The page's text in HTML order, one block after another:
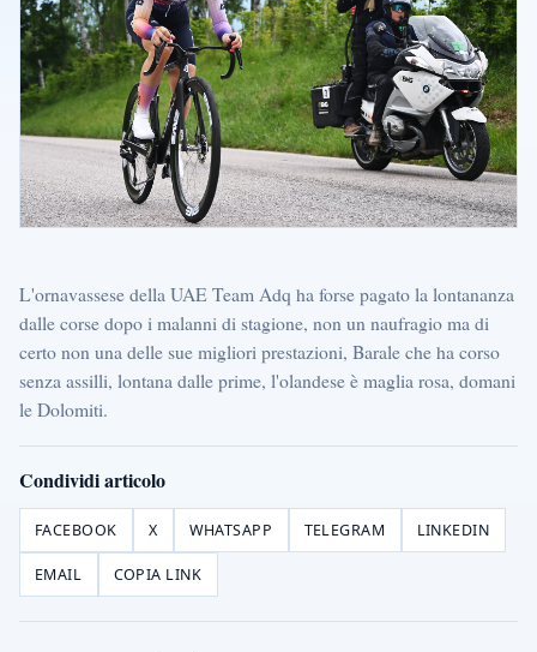
L'ornavassese della UAE Team Adq ha forse pagato la lontananza
dalle corse dopo i malanni di stagione, non un naufragio ma di
certo non una delle sue migliori prestazioni, Barale che ha corso
senza assilli, lontana dalle prime, l'olandese è maglia rosa, domani
le Dolomiti.
Condividi articolo
FACEBOOK X WHATSAPP TELEGRAM LINKEDIN
EMAIL COPIA LINK